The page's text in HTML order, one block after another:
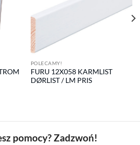
POLECAMY!
FURU 12X058 KARMLIST
DØRLIST / LM PRIS
pomocy? Zadzwoń!